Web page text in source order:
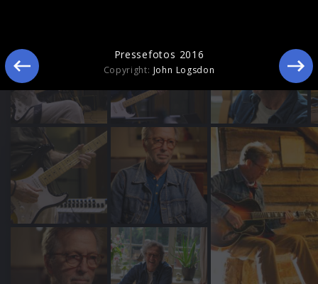
Pressefotos 2016
Copyright: John Logsdon